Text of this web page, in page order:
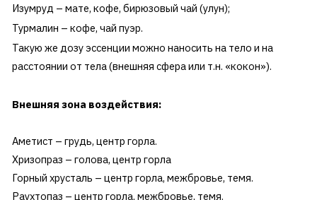
Изумруд – мате, кофе, бирюзовый чай (улун);
Турмалин – кофе, чай пуэр.
Такую же дозу эссенции можно наносить на тело и на
расстоянии от тела (внешняя сфера или т.н. «кокон»).
Внешняя зона воздействия:
Аметист – грудь, центр горла.
Хризопраз – голова, центр горла
Горный хрусталь – центр горла, межбровье, темя.
Раухтопаз – центр горла, межбровье, темя.